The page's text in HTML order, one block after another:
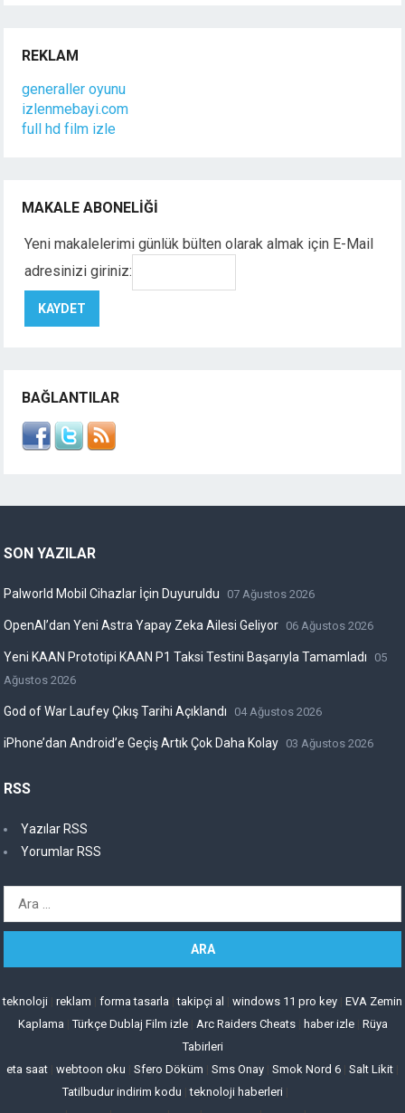
REKLAM
generaller oyunu
izlenmebayi.com
full hd film izle
MAKALE ABONELIĞI
Yeni makalelerimi günlük bülten olarak almak için E-Mail
adresinizi giriniz:
BAĞLANTILAR
SON YAZILAR
Palworld Mobil Cihazlar İçin Duyuruldu 07 Ağustos 2026
OpenAI’dan Yeni Astra Yapay Zeka Ailesi Geliyor 06 Ağustos 2026
Yeni KAAN Prototipi KAAN P1 Taksi Testini Başarıyla Tamamladı
05
Ağustos 2026
God of War Laufey Çıkış Tarihi Açıklandı 04 Ağustos 2026
iPhone’dan Android’e Geçiş Artık Çok Daha Kolay 03 Ağustos 2026
RSS
Yazılar RSS
Yorumlar RSS
Arama:
teknoloji reklam forma tasarla |takipçi al windows 11 pro key EVA Zemin
Kaplama |Türkçe Dublaj Film izle| Arc Raiders Cheats| haber izle| Rüya
Tabirleri
eta saat webtoon oku Sfero Döküm Sms Onay Smok Nord 6 Salt Likit
Tatilbudur indirim kodu |teknoloji haberleri|